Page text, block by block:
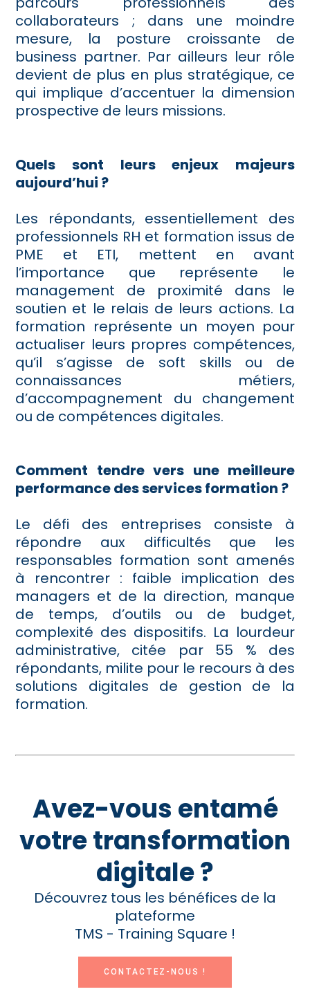
collaborateurs ; dans une moindre
mesure, la posture croissante de
business partner. Par ailleurs leur rôle
devient de plus en plus stratégique, ce
qui implique d’accentuer la dimension
prospective de leurs missions.
Quels sont leurs enjeux majeurs
aujourd’hui ?
Les répondants, essentiellement des
professionnels RH et formation issus de
PME et ETI, mettent en avant
l’importance que représente le
management de proximité dans le
soutien et le relais de leurs actions. La
formation représente un moyen pour
actualiser leurs propres compétences,
qu’il s’agisse de soft skills ou de
connaissances métiers,
d’accompagnement du changement
ou de compétences digitales.
Comment tendre vers une meilleure
performance des services formation ?
Le défi des entreprises consiste à
répondre aux difficultés que les
responsables formation sont amenés
à rencontrer : faible implication des
managers et de la direction, manque
de temps, d’outils ou de budget,
complexité des dispositifs. La lourdeur
administrative, citée par 55 % des
répondants, milite pour le recours à des
solutions digitales de gestion de la
formation.
Avez-vous entamé
votre transformation
digitale ?
Découvrez tous les bénéfices de la
plateforme
TMS - Training Square !
CONTACTEZ-NOUS !